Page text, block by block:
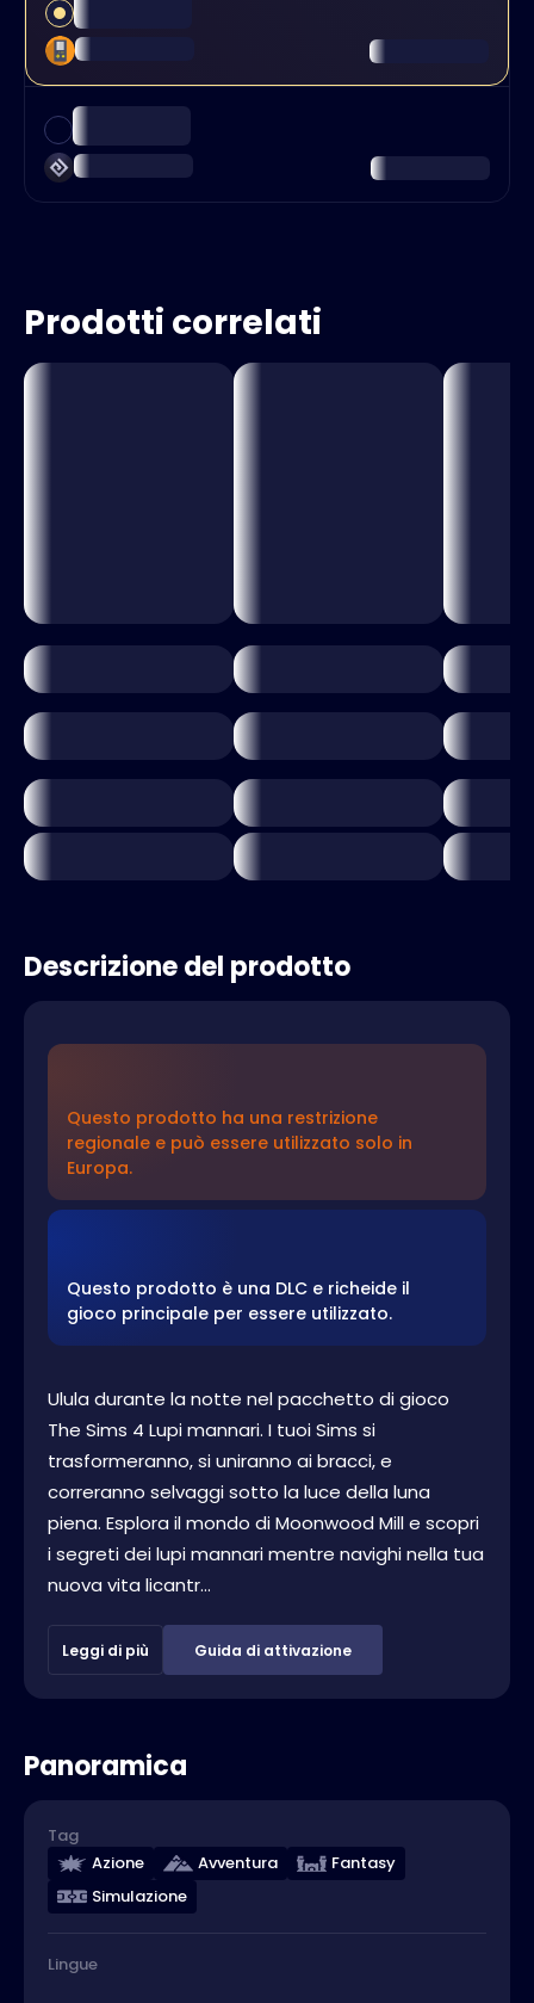
Prodotti correlati
Descrizione del prodotto
Questo prodotto ha una restrizione
regionale e può essere utilizzato solo in
Europa.
Questo prodotto è una DLC e richeide il
gioco principale per essere utilizzato.
Ulula durante la notte nel pacchetto di gioco
The Sims 4 Lupi mannari. I tuoi Sims si
trasformeranno, si uniranno ai bracci, e
correranno selvaggi sotto la luce della luna
piena. Esplora il mondo di Moonwood Mill e scopri
i segreti dei lupi mannari mentre navighi nella tua
nuova vita licantr...
Leggi di più Guida di attivazione
Panoramica
Tag
Azione
Avventura
Fantasy
Simulazione
Lingue